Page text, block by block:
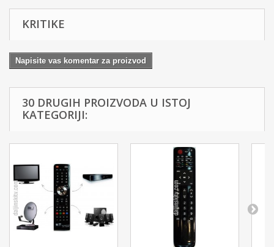
KRITIKE
Napisite vas komentar za proizvod
30 DRUGIH PROIZVODA U ISTOJ
KATEGORIJI: